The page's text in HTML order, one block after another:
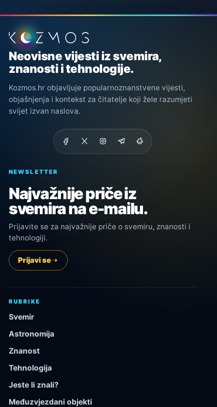
Podnožje stranice
Neovisne vijesti iz svemira,
znanosti i tehnologije.
Kozmos.hr objavljuje popularnoznanstvene vijesti,
objašnjenja i kontekst za čitatelje koji žele razumjeti
svijet izvan naslova.
NEWSLETTER
Najvažnije priče iz
svemira na e-mailu.
Prijavite se za najvažnije priče o svemiru, znanosti i
tehnologiji.
Prijavi se
RUBRIKE
Svemir
Astronomija
Znanost
Tehnologija
Jeste li znali?
Međuzvjezdani objekti